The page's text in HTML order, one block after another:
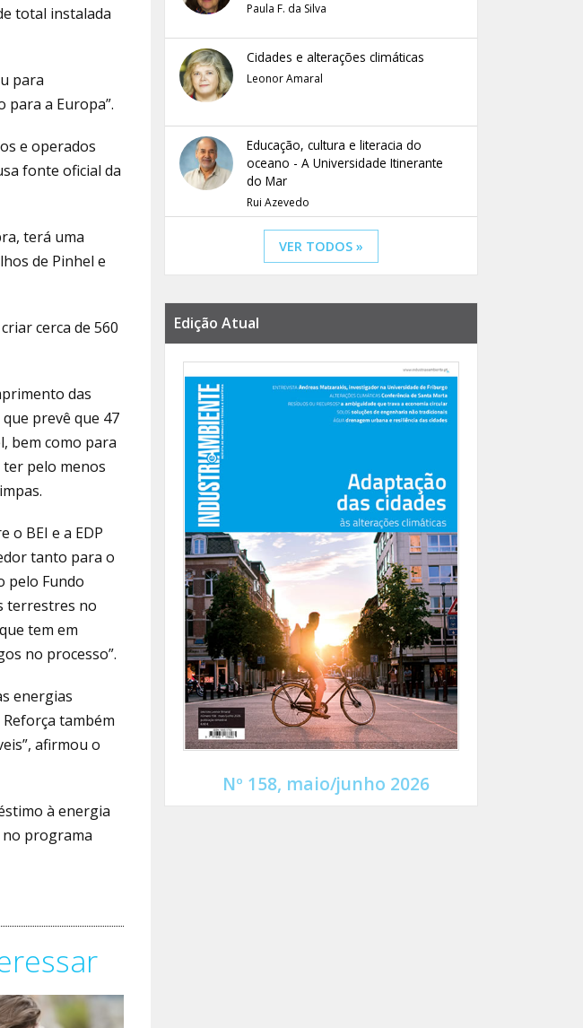
total instalada
para
para a Europa”.
e operados
fonte oficial da
terá uma
de Pinhel e
cerca de 560
das
prevê que 47
bem como para
ter pelo menos
o BEI e a EDP
tanto para o
pelo Fundo
terrestres no
tem em
no processo”.
energias
também
afirmou o
à energia
no programa
Paula F. da Silva
Cidades e alterações climáticas
Leonor Amaral
Educação, cultura e literacia do
oceano - A Universidade Itinerante
do Mar
Rui Azevedo
VER TODOS »
Edição Atual
Nº 158, maio/junho 2026